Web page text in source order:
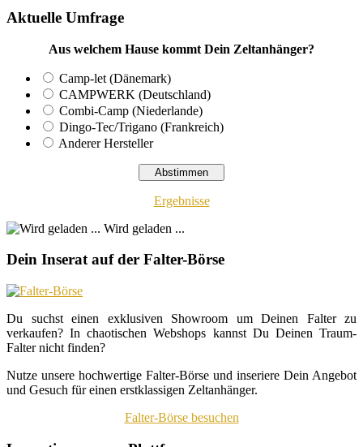
Aktuelle Umfrage
Aus welchem Hause kommt Dein Zeltanhänger?
Camp-let (Dänemark)
CAMPWERK (Deutschland)
Combi-Camp (Niederlande)
Dingo-Tec/Trigano (Frankreich)
Anderer Hersteller
Ergebnisse
Wird geladen ...
Dein Inserat auf der Falter-Börse
Du suchst einen exklusiven Showroom um Deinen Falter zu
verkaufen? In chaotischen Webshops kannst Du Deinen Traum-
Falter nicht finden?
Nutze unsere hochwertige Falter-Börse und inseriere Dein Angebot
und Gesuch für einen erstklassigen Zeltanhänger.
Falter-Börse besuchen